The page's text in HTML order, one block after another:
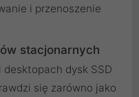
i przenoszenie
stacjonarnych
dysk SSD
się zarówno jako